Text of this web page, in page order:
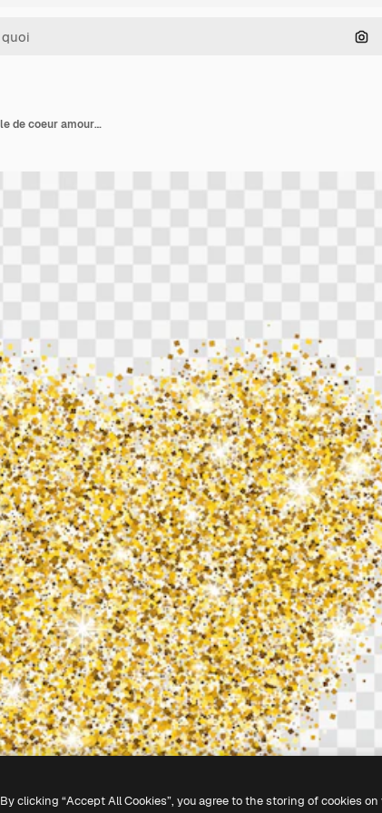
Coeur brillant de paillettes d'or de la Saint-Valentin. Symbole de coeur amour illustration vectorielle
By clicking “Accept All Cookies”, you agree to the storing of cookies